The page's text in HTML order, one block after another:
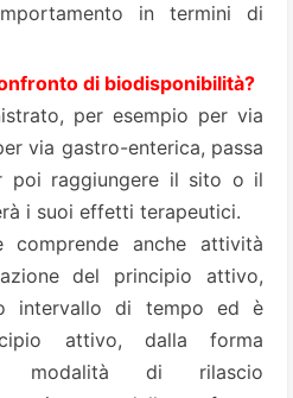
in termini di
di biodisponibilità?
per esempio per via
via gastro-enterica, passa
poi raggiungere il sito o il
i suoi effetti terapeutici.
comprende anche attività
del principio attivo,
intervallo di tempo ed è
attivo, dalla forma
modalità di rilascio